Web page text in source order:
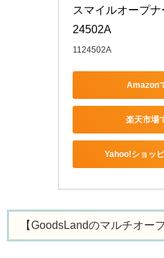
スマイルオープ
24502A
1124502A
Amazon
楽天市場
Yahoo!ショッ
【GoodsLandのマルチオー